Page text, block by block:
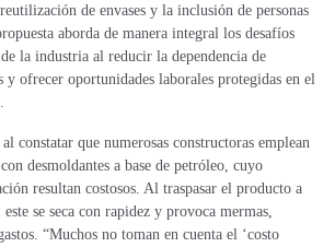
de envases y la inclusión de personas
aborda de manera integral los desafíos
la industria al reducir la dependencia de
y ofrecer oportunidades laborales protegidas en el
constatar que numerosas constructoras emplean
desmoldantes a base de petróleo, cuyo
resultan costosos. Al traspasar el producto a
este se seca con rapidez y provoca mermas,
“Muchos no toman en cuenta el ‘costo